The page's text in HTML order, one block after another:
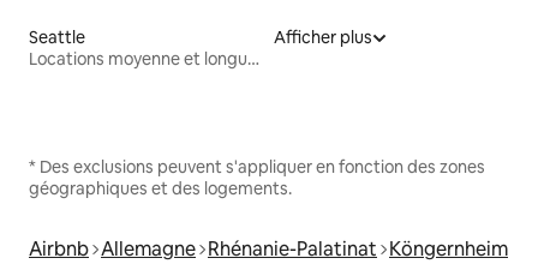
Seattle
Locations moyenne et longue durée
Afficher plus
* Des exclusions peuvent s'appliquer en fonction des zones
géographiques et des logements.
Airbnb Allemagne Rhénanie-Palatinat Köngernheim